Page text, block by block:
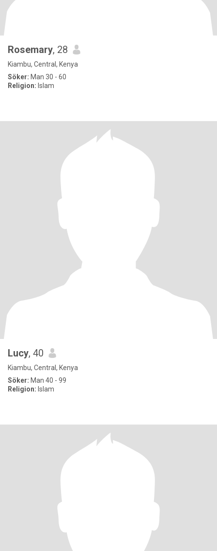
Rosemary, 28
Kiambu, Central, Kenya
Söker: Man 30 - 60
Religion: Islam
Lucy, 40
Kiambu, Central, Kenya
Söker: Man 40 - 99
Religion: Islam